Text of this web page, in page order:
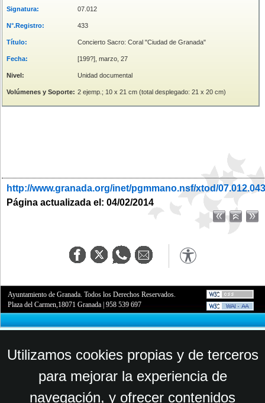
Signatura: 07.012
N°.Registro: 433
Título: Concierto Sacro: Coral "Ciudad de Granada"
Fecha: [199?], marzo, 27
Nivel: Unidad documental
Volúmenes y Soporte: 2 ejemp.; 10 x 21 cm (total desplegado: 21 x 20 cm)
http://www.granada.org/inet/pgmmano.nsf/xtod/
Página actualizada el: 04/02/2014
Ayuntamiento de Granada. Todos los Derechos Reservados.
Plaza del Carmen,18071 Granada |958 539 697
Utilizamos cookies propias y de terceros
para mejorar la experiencia de
navegación, y ofrecer contenidos